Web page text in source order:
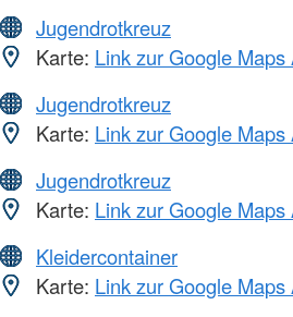
Jugendrotkreuz
Karte: Link zur Google Maps
Jugendrotkreuz
Karte: Link zur Google Maps
Jugendrotkreuz
Karte: Link zur Google Maps
Kleidercontainer
Karte: Link zur Google Maps